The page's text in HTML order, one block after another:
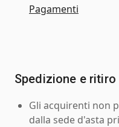
Pagamenti
Spedizione e ritiro
Gli acquirenti non
dalla sede d'asta